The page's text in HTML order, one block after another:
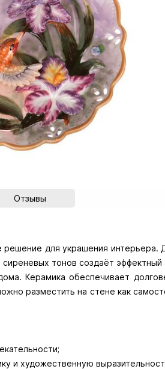
Отзывы
для украшения интерьера.
тонов создаёт
Керамика обеспечивает
разместить на стене как
и художественную